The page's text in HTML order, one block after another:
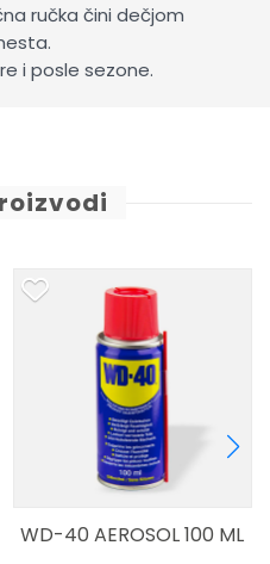
ručka čini dečjom
i posle sezone.
AEROSOL 100 ML WD-